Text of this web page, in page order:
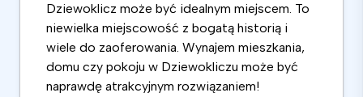
Dziewoklicz może być idealnym miejscem. To
niewielka miejscowość z bogatą historią i
wiele do zaoferowania. Wynajem mieszkania,
domu czy pokoju w Dziewokliczu może być
naprawdę atrakcyjnym rozwiązaniem!